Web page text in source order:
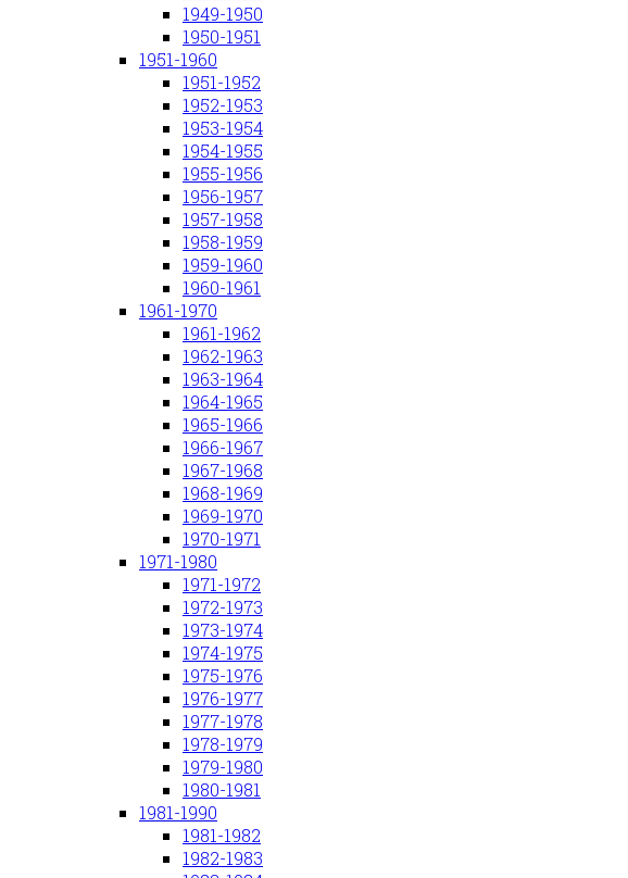
1949-1950
1950-1951
1951-1960
1951-1952
1952-1953
1953-1954
1954-1955
1955-1956
1956-1957
1957-1958
1958-1959
1959-1960
1960-1961
1961-1970
1961-1962
1962-1963
1963-1964
1964-1965
1965-1966
1966-1967
1967-1968
1968-1969
1969-1970
1970-1971
1971-1980
1971-1972
1972-1973
1973-1974
1974-1975
1975-1976
1976-1977
1977-1978
1978-1979
1979-1980
1980-1981
1981-1990
1981-1982
1982-1983